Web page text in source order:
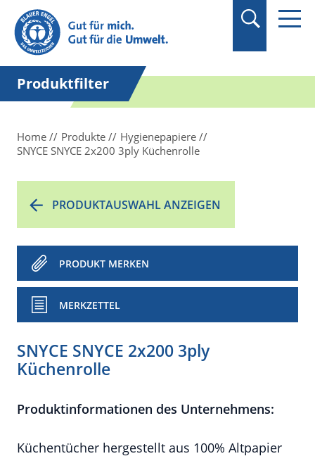
Suchbegriff in
Anführungszeichen
setzen.
Produktfilter
Home Produkte
Hygienepapiere
SNYCE SNYCE 2x200 3ply Küchenrolle
PRODUKTAUSWAHL ANZEIGEN
PRODUKT MERKEN
MERKZETTEL
SNYCE SNYCE 2x200 3ply
Küchenrolle
Produktinformationen des Unternehmens:
Küchentücher hergestellt aus 100% Altpapier